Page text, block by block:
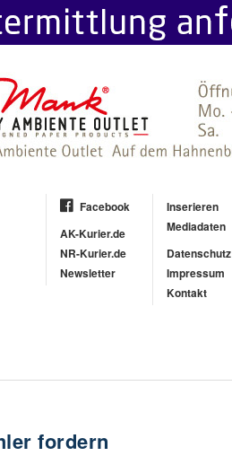
Facebook
AK-Kurier.de
NR-Kurier.de
Newsletter
Inserieren
Mediadaten
Datenschutz
Impressum
Kontakt
fordern